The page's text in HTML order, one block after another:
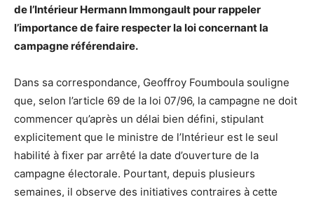
de l’Intérieur Hermann Immongault pour rappeler
l’importance de faire respecter la loi concernant la
campagne référendaire.
Dans sa correspondance, Geoffroy Foumboula souligne
que, selon l’article 69 de la loi 07/96, la campagne ne doit
commencer qu’après un délai bien défini, stipulant
explicitement que le ministre de l’Intérieur est le seul
habilité à fixer par arrêté la date d’ouverture de la
campagne électorale. Pourtant, depuis plusieurs
semaines, il observe des initiatives contraires à cette